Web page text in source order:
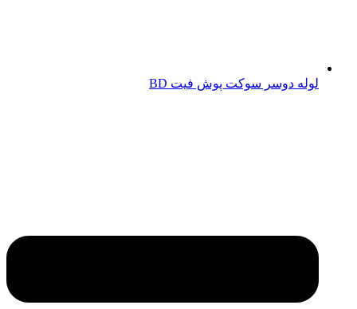
لوله دوسر سوکت پوش فیت BD